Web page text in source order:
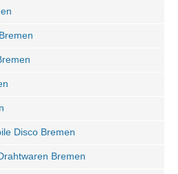
Disco Bremen
Bremen